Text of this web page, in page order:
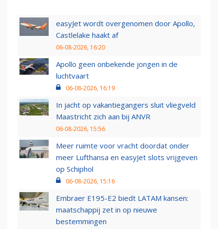
easyJet wordt overgenomen door Apollo,
Castlelake haakt af
06-08-2026, 16:20
Apollo geen onbekende jongen in de
luchtvaart
06-08-2026, 16:19
In jacht op vakantiegangers sluit vliegveld
Maastricht zich aan bij ANVR
06-08-2026, 15:56
Meer ruimte voor vracht doordat onder
meer Lufthansa en easyJet slots vrijgeven
op Schiphol
06-08-2026, 15:16
Embraer E195-E2 biedt LATAM kansen:
maatschappij zet in op nieuwe
bestemmingen